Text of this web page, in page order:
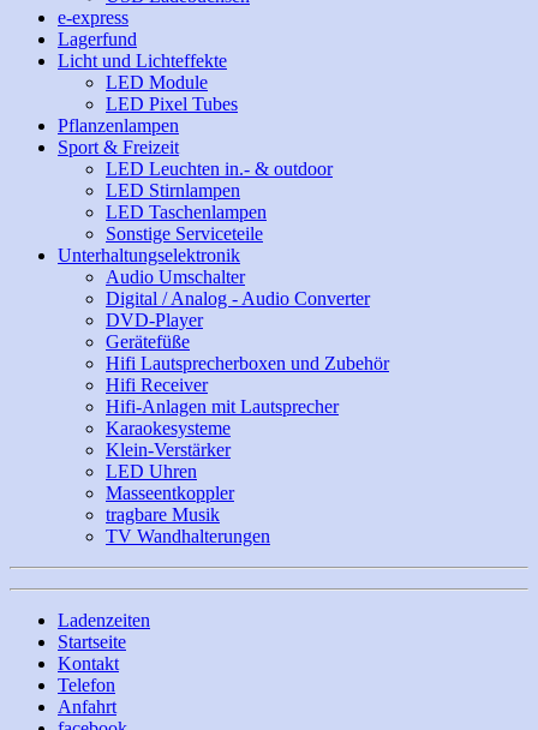
e-express
Lagerfund
Licht und Lichteffekte
LED Module
LED Pixel Tubes
Pflanzenlampen
Sport & Freizeit
LED Leuchten in.- & outdoor
LED Stirnlampen
LED Taschenlampen
Sonstige Serviceteile
Unterhaltungselektronik
Audio Umschalter
Digital / Analog - Audio Converter
DVD-Player
Gerätefüße
Hifi Lautsprecherboxen und Zubehör
Hifi Receiver
Hifi-Anlagen mit Lautsprecher
Karaokesysteme
Klein-Verstärker
LED Uhren
Masseentkoppler
tragbare Musik
TV Wandhalterungen
Ladenzeiten
Startseite
Kontakt
Telefon
Anfahrt